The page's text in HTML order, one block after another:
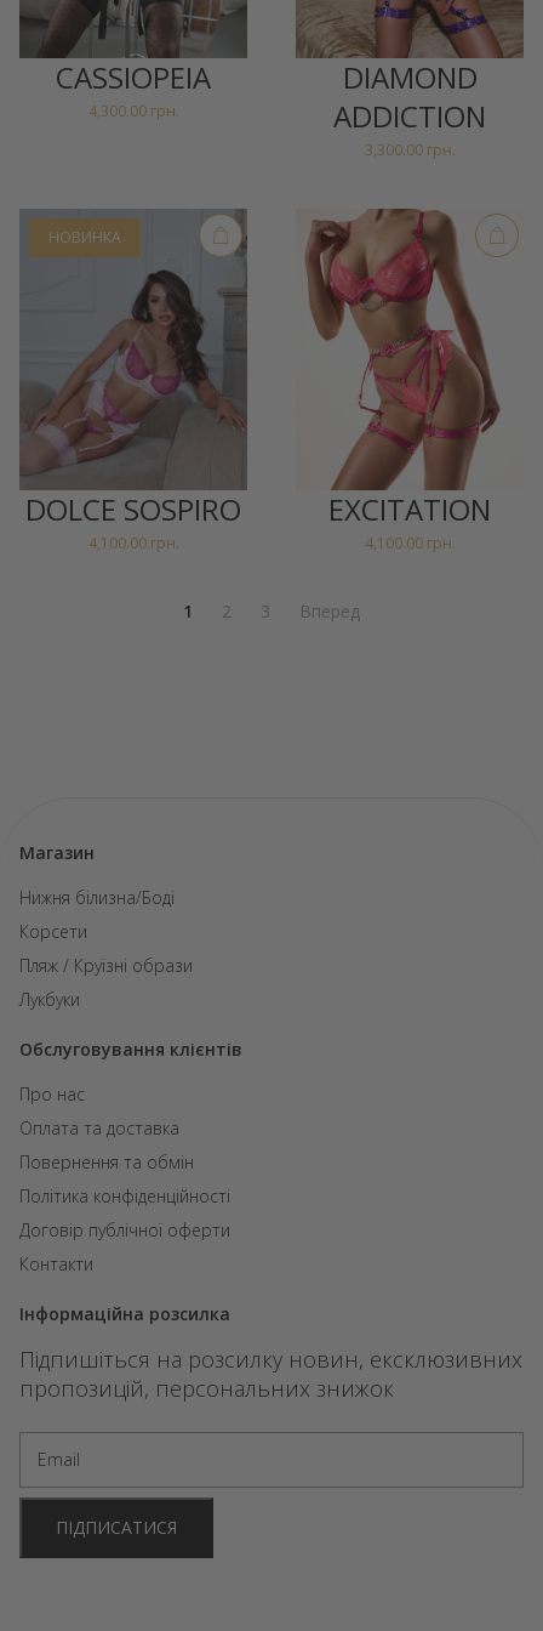
CASSIOPEIA
4,300.00 грн.
DIAMOND
ADDICTION
3,300.00 грн.
НОВИНКА
DOLCE SOSPIRO
4,100.00 грн.
EXCITATION
4,100.00 грн.
1 2 3 Вперед
Магазин
Нижня білизна/Боді
Корсети
Пляж / Круїзні образи
Лукбуки
Обслуговування клієнтів
Про нас
Оплата та доставка
Повернення та обмін
Політика конфіденційності
Договір публічної оферти
Контакти
Інформаційна розсилка
Підпишіться на розсилку новин, ексклюзивних
пропозицій, персональних знижок
ПІДПИСАТИСЯ
GEL